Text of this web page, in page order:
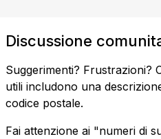
Discussione
Suggerimenti? Frustrazioni?
utili includono una
codice postale.
Fai attenzione ai "numeri di